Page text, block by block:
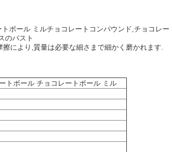
ボール ミルチョコレートコンパウンド,チョコレ
のパスト
により,質量は必要な細さまで細かく磨かれます.
トボール チョコレートボール ミル